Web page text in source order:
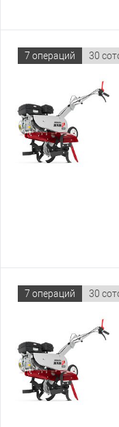
7 операций 30
7 операций 30